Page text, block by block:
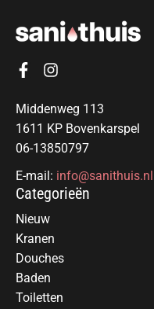
Middenweg 113
1611 KP Bovenkarspel
06-13850797
E-mail: info@sanithuis.nl
Categorieën
Nieuw
Kranen
Douches
Baden
Toiletten